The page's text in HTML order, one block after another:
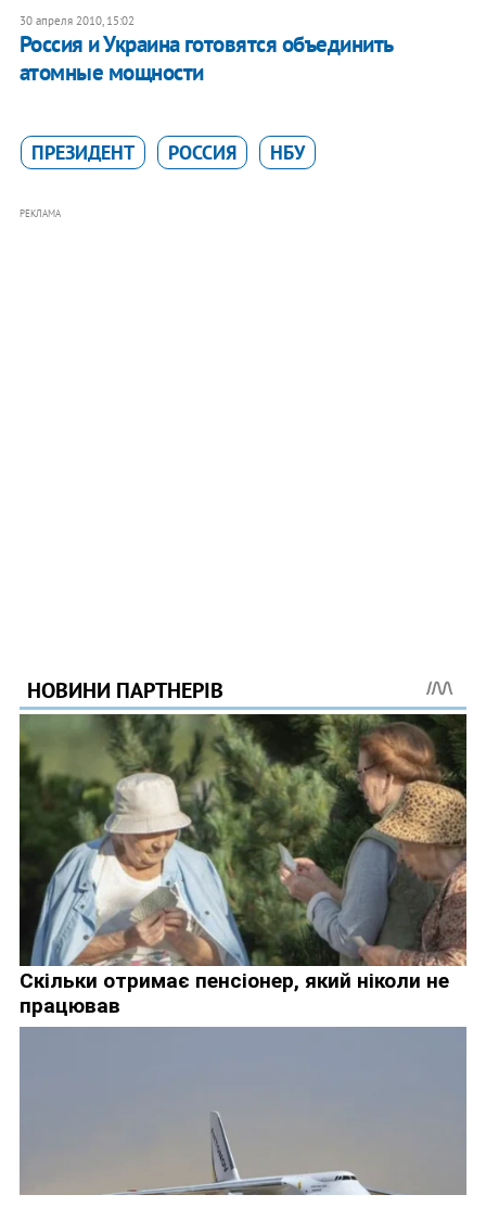
30 апреля 2010, 15:02
Россия и Украина готовятся объединить
атомные мощности
ПРЕЗИДЕНТ РОССИЯ НБУ
РЕКЛАМА